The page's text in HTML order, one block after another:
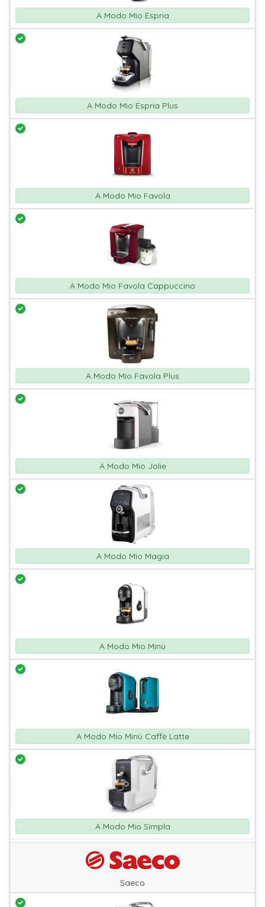
A Modo Mio Espria
A Modo Mio Espria Plus
A Modo Mio Favola
A Modo Mio Favola Cappuccino
A Modo Mio Favola Plus
A Modo Mio Jolie
A Modo Mio Magia
A Modo Mio Minù
A Modo Mio Minù Caffè Latte
A Modo Mio Simpla
Saeco